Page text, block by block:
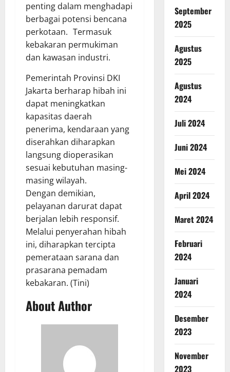
penting dalam menghadapi
berbagai potensi bencana
perkotaan. Termasuk
kebakaran permukiman
dan kawasan industri.
Pemerintah Provinsi DKI
Jakarta berharap hibah ini
dapat meningkatkan
kapasitas daerah
penerima, kendaraan yang
diserahkan diharapkan
langsung dioperasikan
sesuai kebutuhan masing-
masing wilayah.
Dengan demikian,
pelayanan darurat dapat
berjalan lebih responsif.
Melalui penyerahan hibah
ini, diharapkan tercipta
pemerataan sarana dan
prasarana pemadam
kebakaran. (Tini)
About Author
September
2025
Agustus
2025
Agustus
2024
Juli 2024
Juni 2024
Mei 2024
April 2024
Maret 2024
Februari
2024
Januari
2024
Desember
2023
November
2023